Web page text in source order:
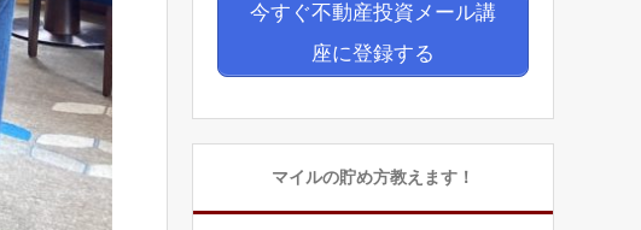
今すぐ不動産投資メール講
座に登録する
マイルの貯め方教えます！